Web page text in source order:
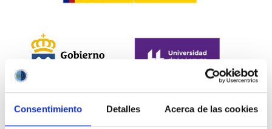
Consentimiento Detalles Acerca de las cookies